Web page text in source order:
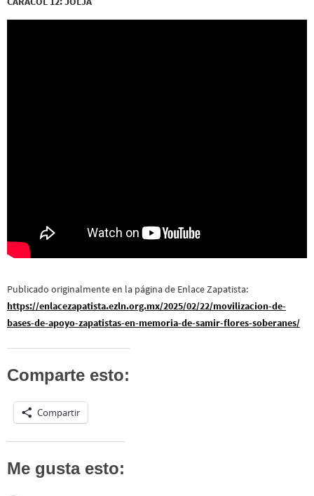
Publicado originalmente en la página de Enlace Zapatista:
https://enlacezapatista.ezln.org.mx/2025/02/22/movilizacion-de-
bases-de-apoyo-zapatistas-en-memoria-de-samir-flores-soberanes/
Comparte esto:
Compartir
Me gusta esto: